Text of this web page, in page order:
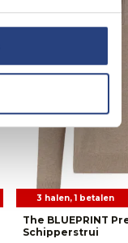
3 halen, 1 betalen
The BLUEPRINT
Schipperstrui